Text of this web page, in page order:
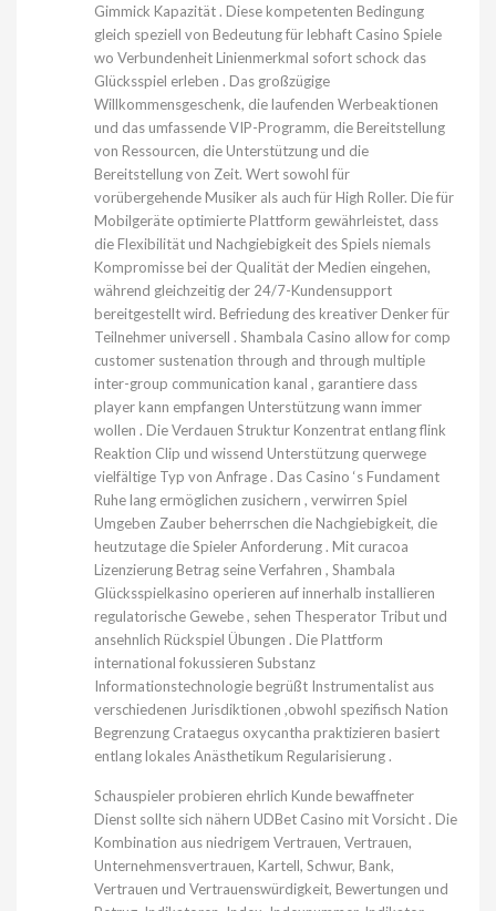
Gimmick Kapazität . Diese kompetenten Bedingung
gleich speziell von Bedeutung für lebhaft Casino Spiele
wo Verbundenheit Linienmerkmal sofort schock das
Glücksspiel erleben . Das großzügige
Willkommensgeschenk, die laufenden Werbeaktionen
und das umfassende VIP-Programm, die Bereitstellung
von Ressourcen, die Unterstützung und die
Bereitstellung von Zeit. Wert sowohl für
vorübergehende Musiker als auch für High Roller. Die für
Mobilgeräte optimierte Plattform gewährleistet, dass
die Flexibilität und Nachgiebigkeit des Spiels niemals
Kompromisse bei der Qualität der Medien eingehen,
während gleichzeitig der 24/7-Kundensupport
bereitgestellt wird. Befriedung des kreativer Denker für
Teilnehmer universell . Shambala Casino allow for comp
customer sustenation through and through multiple
inter-group communication kanal , garantiere dass
player kann empfangen Unterstützung wann immer
wollen . Die Verdauen Struktur Konzentrat entlang flink
Reaktion Clip und wissend Unterstützung querwege
vielfältige Typ von Anfrage . Das Casino ‘s Fundament
Ruhe lang ermöglichen zusichern , verwirren Spiel
Umgeben Zauber beherrschen die Nachgiebigkeit, die
heutzutage die Spieler Anforderung . Mit curacoa
Lizenzierung Betrag seine Verfahren , Shambala
Glücksspielkasino operieren auf innerhalb installieren
regulatorische Gewebe , sehen Thesperator Tribut und
ansehnlich Rückspiel Übungen . Die Plattform
international fokussieren Substanz
Informationstechnologie begrüßt Instrumentalist aus
verschiedenen Jurisdiktionen ,obwohl spezifisch Nation
Begrenzung Crataegus oxycantha praktizieren basiert
entlang lokales Anästhetikum Regularisierung .
Schauspieler probieren ehrlich Kunde bewaffneter
Dienst sollte sich nähern UDBet Casino mit Vorsicht . Die
Kombination aus niedrigem Vertrauen, Vertrauen,
Unternehmensvertrauen, Kartell, Schwur, Bank,
Vertrauen und Vertrauenswürdigkeit, Bewertungen und